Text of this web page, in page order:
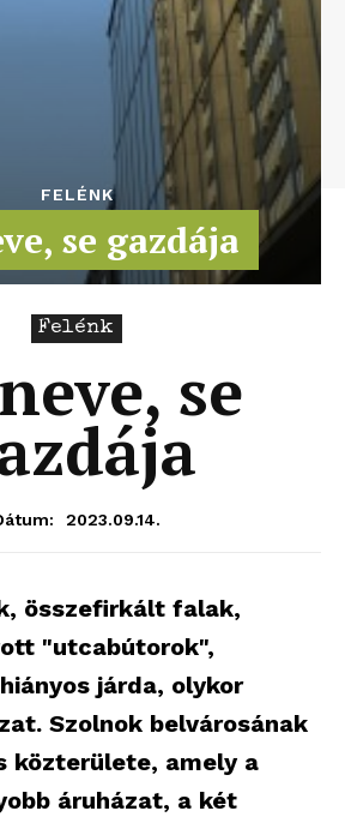
FELÉNK
se gazdája
Felénk
se
2023.09.14.
összefirkált falak,
"utcabútorok",
járda, olykor
Szolnok belvárosának
közterülete, amely a
áruházat, a két